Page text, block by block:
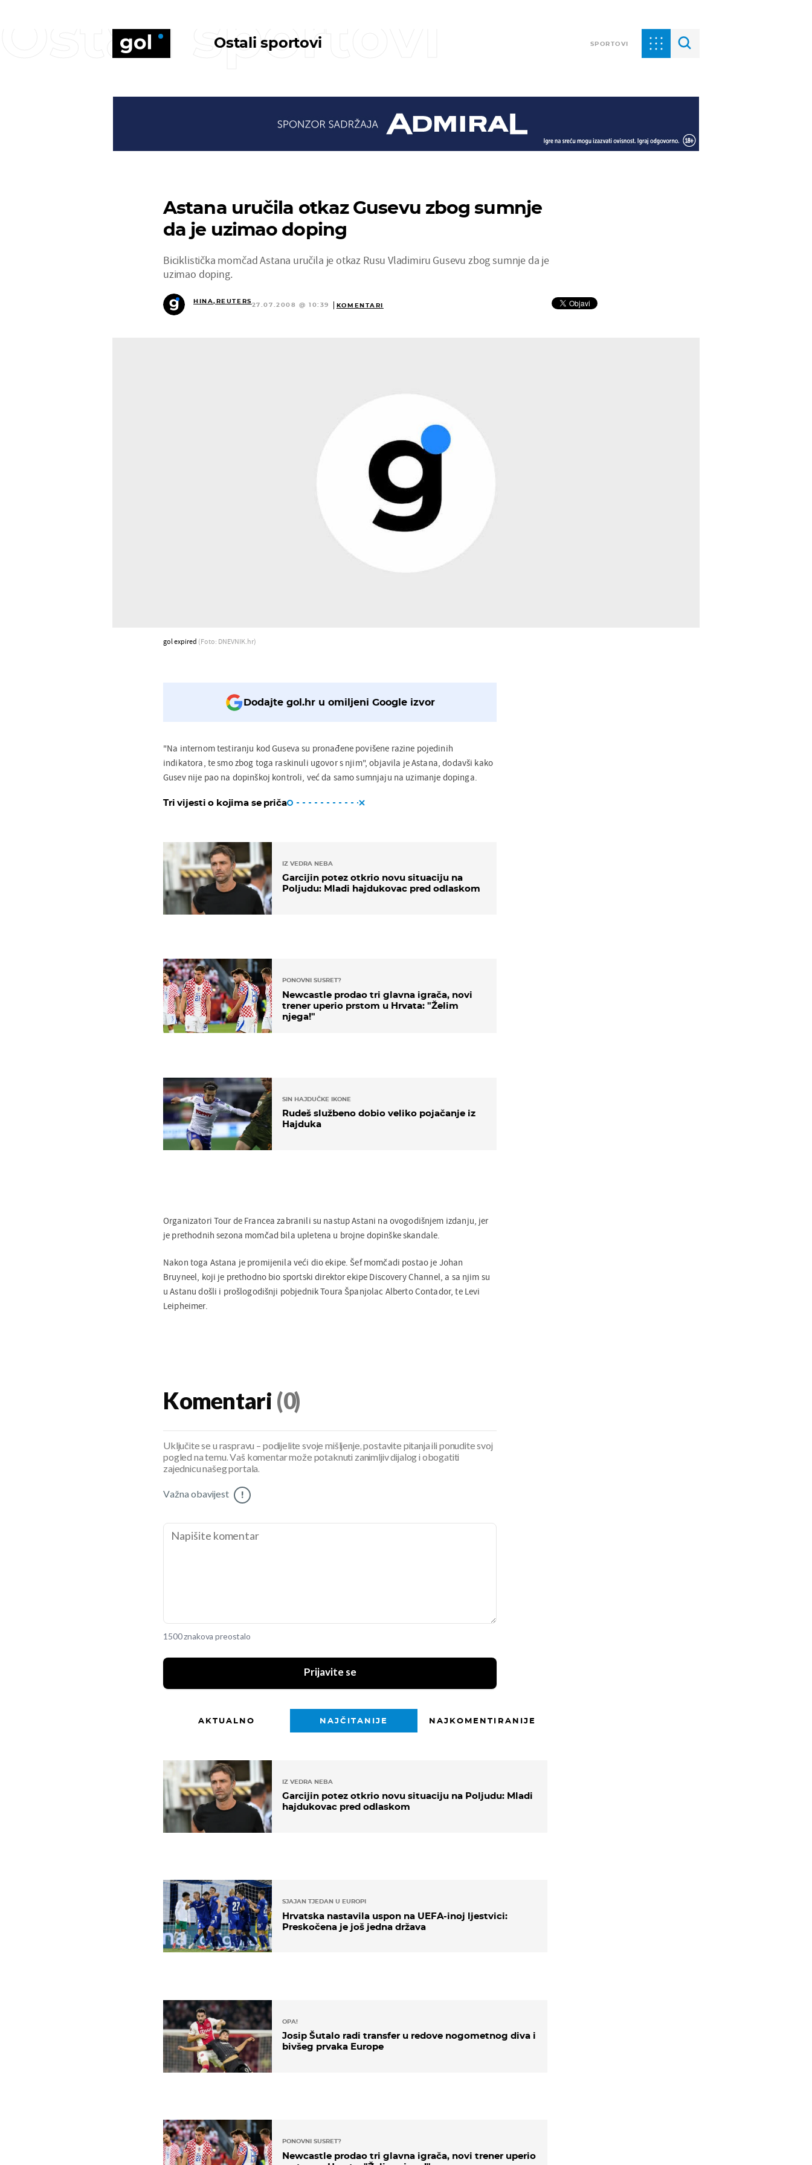
Ostali sportovi SPORTOVI
Ostali sportovi
Astana uručila otkaz Gusevu zbog sumnje
da je uzimao doping
Biciklistička momčad Astana uručila je otkaz Rusu Vladimiru Gusevu zbog sumnje da je
uzimao doping.
HINA,REUTERS
27.07.2008 @ 10:39 KOMENTARI
gol expired (Foto: DNEVNIK.hr)
Dodajte gol.hr u omiljeni Google izvor
"Na internom testiranju kod Guseva su pronađene povišene razine pojedinih
indikatora, te smo zbog toga raskinuli ugovor s njim", objavila je Astana, dodavši kako
Gusev nije pao na dopinškoj kontroli, već da samo sumnjaju na uzimanje dopinga.
Tri vijesti o kojima se priča
IZ VEDRA NEBA
Garcijin potez otkrio novu situaciju na
Poljudu: Mladi hajdukovac pred odlaskom
PONOVNI SUSRET?
Newcastle prodao tri glavna igrača, novi
trener uperio prstom u Hrvata: "Želim
njega!"
SIN HAJDUČKE IKONE
Rudeš službeno dobio veliko pojačanje iz
Hajduka
Organizatori Tour de Francea zabranili su nastup Astani na ovogodišnjem izdanju, jer
je prethodnih sezona momčad bila upletena u brojne dopinške skandale.
Nakon toga Astana je promijenila veći dio ekipe. Šef momčadi postao je Johan
Bruyneel, koji je prethodno bio sportski direktor ekipe Discovery Channel, a sa njim su
u Astanu došli i prošlogodišnji pobjednik Toura Španjolac Alberto Contador, te Levi
Leipheimer.
Komentari (0)
Uključite se u raspravu – podijelite svoje mišljenje, postavite pitanja ili ponudite svoj
pogled na temu. Vaš komentar može potaknuti zanimljiv dijalog i obogatiti
zajednicu našeg portala.
Važna obavijest !
1500 znakova preostalo
Prijavite se
AKTUALNO NAJČITANIJE NAJKOMENTIRANIJE
IZ VEDRA NEBA
Garcijin potez otkrio novu situaciju na Poljudu: Mladi
hajdukovac pred odlaskom
SJAJAN TJEDAN U EUROPI
Hrvatska nastavila uspon na UEFA-inoj ljestvici:
Preskočena je još jedna država
OPA!
Josip Šutalo radi transfer u redove nogometnog diva i
bivšeg prvaka Europe
PONOVNI SUSRET?
Newcastle prodao tri glavna igrača, novi trener uperio